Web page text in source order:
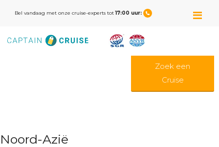
Bel vandaag met onze cruise-experts tot17:00 uur:
Zoek een
Cruise
Noord-Azië